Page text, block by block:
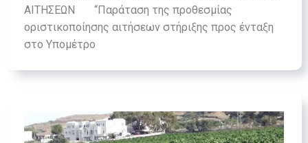
ΑΙΤΗΣΕΩΝ “Παράταση της προθεσμίας
οριστικοποίησης αιτήσεων στήριξης προς ένταξη
στο Υπομέτρο